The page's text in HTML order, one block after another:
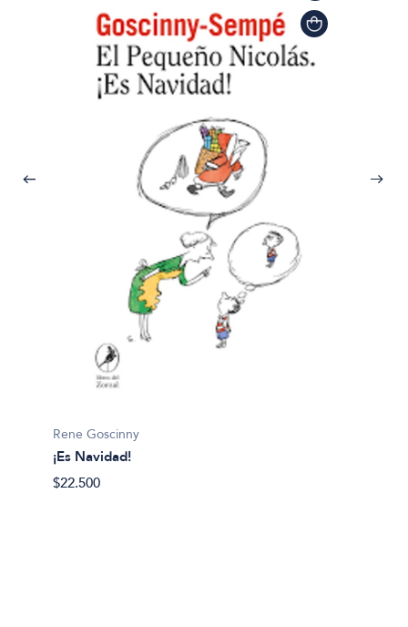
Rene Goscinny
¡Es Navidad!
$22.500